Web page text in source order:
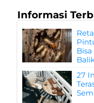
Informasi
27